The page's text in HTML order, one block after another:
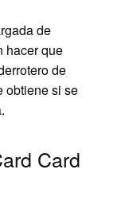
de
hacer que
de
obtiene si se
Card